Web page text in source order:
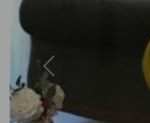
Previous